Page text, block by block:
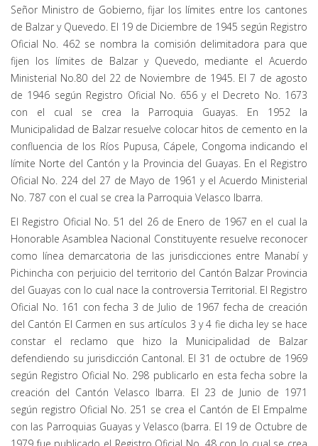
Señor Ministro de Gobierno, fijar los límites entre los cantones
de Balzar y Quevedo. El 19 de Diciembre de 1945 según Registro
Oficial No. 462 se nombra la comisión delimitadora para que
fijen los límites de Balzar y Quevedo, mediante el Acuerdo
Ministerial No.80 del 22 de Noviembre de 1945. El 7 de agosto
de 1946 según Registro Oficial No. 656 y el Decreto No. 1673
con el cual se crea la Parroquia Guayas. En 1952 la
Municipalidad de Balzar resuelve colocar hitos de cemento en la
confluencia de los Ríos Pupusa, Cápele, Congoma indicando el
límite Norte del Cantón y la Provincia del Guayas. En el Registro
Oficial No. 224 del 27 de Mayo de 1961 y el Acuerdo Ministerial
No. 787 con el cual se crea la Parroquia Velasco Ibarra.
El Registro Oficial No. 51 del 26 de Enero de 1967 en el cual la
Honorable Asamblea Nacional Constituyente resuelve reconocer
como línea demarcatoria de las jurisdicciones entre Manabí y
Pichincha con perjuicio del territorio del Cantón Balzar Provincia
del Guayas con lo cual nace la controversia Territorial. El Registro
Oficial No. 161 con fecha 3 de Julio de 1967 fecha de creación
del Cantón El Carmen en sus artículos 3 y 4 fie dicha ley se hace
constar el reclamo que hizo la Municipalidad de Balzar
defendiendo su jurisdicción Cantonal. El 31 de octubre de 1969
según Registro Oficial No. 298 publicarlo en esta fecha sobre la
creación del Cantón Velasco Ibarra. El 23 de Junio de 1971
según registro Oficial No. 251 se crea el Cantón de El Empalme
con las Parroquias Guayas y Velasco (barra. El 19 de Octubre de